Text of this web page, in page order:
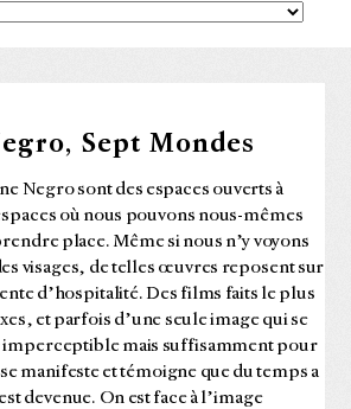
Sept Mondes
Negro sont des espaces ouverts à
où nous pouvons nous-mêmes
place. Même si nous n’y voyons
visages, de telles œuvres reposent sur
d’hospitalité. Des films faits le plus
et parfois d’une seule image qui se
imperceptible mais suffisamment pour
manifeste et témoigne que du temps a
devenue. On est face à l’image